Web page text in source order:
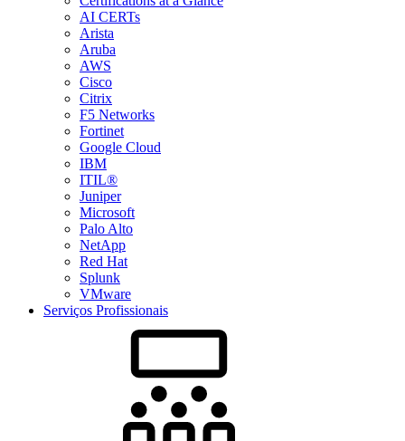
AI CERTs
Arista
Aruba
AWS
Cisco
Citrix
F5 Networks
Fortinet
Google Cloud
IBM
ITIL®
Juniper
Microsoft
Palo Alto
NetApp
Red Hat
Splunk
VMware
Serviços Profissionais